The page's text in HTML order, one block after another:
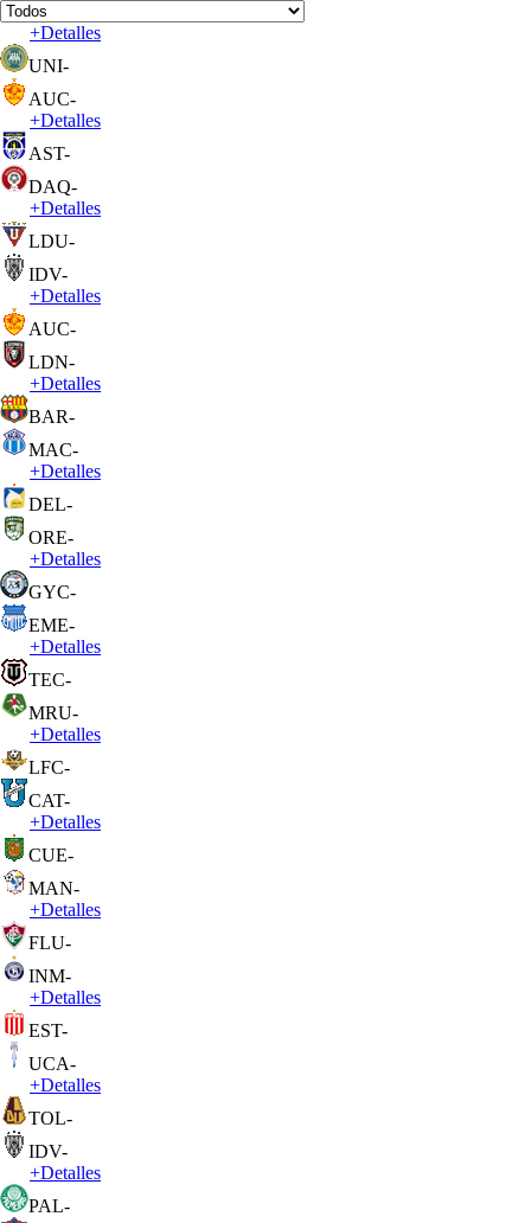
+Detalles
UNI-
AUC-
+Detalles
AST-
DAQ-
+Detalles
LDU-
IDV-
+Detalles
AUC-
LDN-
+Detalles
BAR-
MAC-
+Detalles
DEL-
ORE-
+Detalles
GYC-
EME-
+Detalles
TEC-
MRU-
+Detalles
LFC-
CAT-
+Detalles
CUE-
MAN-
+Detalles
FLU-
INM-
+Detalles
EST-
UCA-
+Detalles
TOL-
IDV-
+Detalles
PAL-